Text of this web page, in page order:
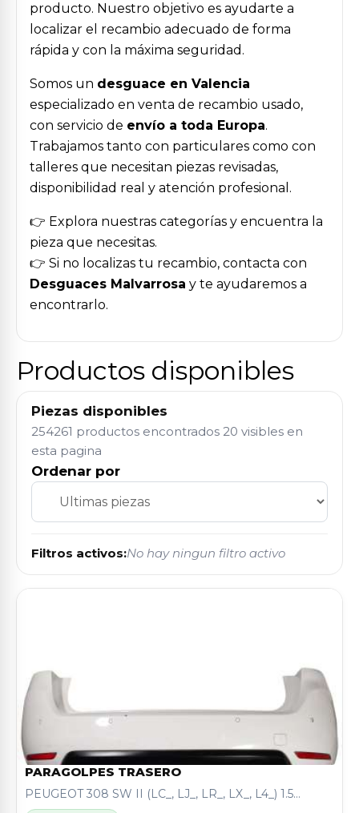
producto. Nuestro objetivo es ayudarte a
localizar el recambio adecuado de forma
rápida y con la máxima seguridad.
Somos un desguace en Valencia
especializado en venta de recambio usado,
con servicio de envío a toda Europa.
Trabajamos tanto con particulares como con
talleres que necesitan piezas revisadas,
disponibilidad real y atención profesional.
👉 Explora nuestras categorías y encuentra la
pieza que necesitas.
👉 Si no localizas tu recambio, contacta con
Desguaces Malvarrosa y te ayudaremos a
encontrarlo.
Productos disponibles
Piezas disponibles
254261 productos encontrados 20 visibles en
esta pagina
Ordenar por
Filtros activos:No hay ningun filtro activo
PARAGOLPES TRASERO
PEUGEOT 308 SW II (LC_, LJ_, LR_, LX_, L4_) 1.5...